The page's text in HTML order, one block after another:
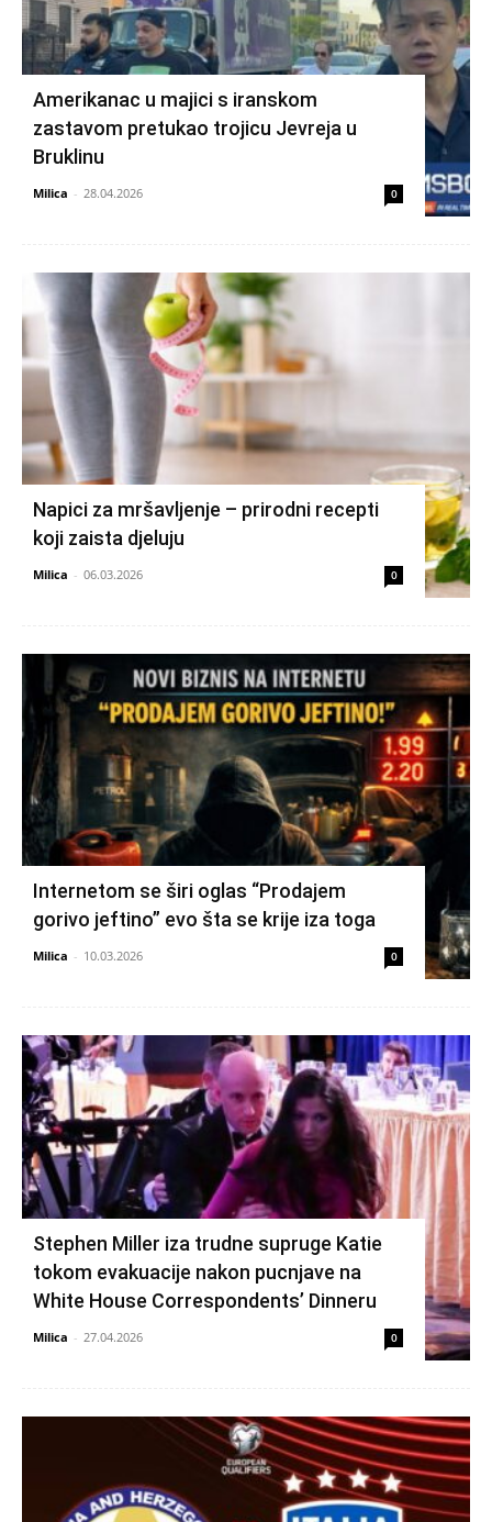
Amerikanac u majici s iranskom
zastavom pretukao trojicu Jevreja u
Bruklinu
Milica - 28.04.2026 0
Napici za mršavljenje – prirodni recepti
koji zaista djeluju
Milica - 06.03.2026 0
Internetom se širi oglas “Prodajem
gorivo jeftino” evo šta se krije iza toga
Milica - 10.03.2026 0
Stephen Miller iza trudne supruge Katie
tokom evakuacije nakon pucnjave na
White House Correspondents’ Dinneru
Milica - 27.04.2026 0